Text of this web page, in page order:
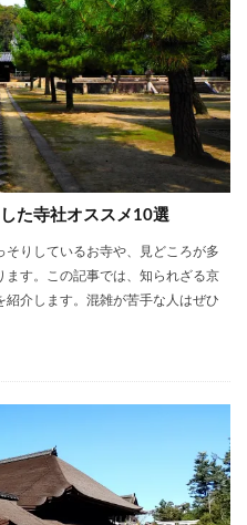
た寺社オススメ10選
りしているお寺や、見どころが多
ます。この記事では、知られざる京
介します。混雑が苦手な人はぜひ